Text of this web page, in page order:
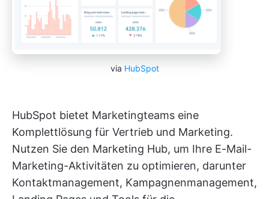
via HubSpot
HubSpot bietet Marketingteams eine
Komplettlösung für Vertrieb und Marketing.
Nutzen Sie den Marketing Hub, um Ihre E-Mail-
Marketing-Aktivitäten zu optimieren, darunter
Kontaktmanagement, Kampagnenmanagement,